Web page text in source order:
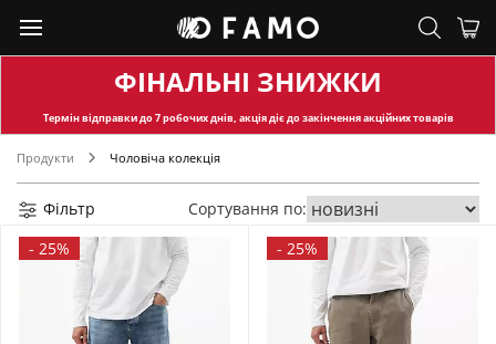
ФІНАЛЬНІ ЗНИЖКИ
Термін відправкидо 7 робочих днів, акція діє до закінчення акційних товарів
Продукти Чоловіча колекція
Фільтр
Сортування по:
- 25% - 25%